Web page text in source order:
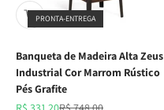
PRONTA-ENTREGA
Banqueta de Madeira Alta Zeus
Industrial Cor Marrom Rústico
Pés Grafite
Preço promocional
Preço normal